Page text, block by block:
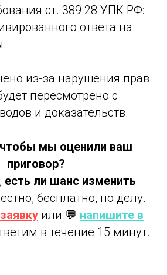
ст. 389.28 УПК РФ:
ответа на
из-за нарушения прав
пересмотрено с
и доказательств.
мы оценили ваш
приговор?
есть ли шанс изменить
бесплатно, по делу.
или 💬 напишите в
в течение 15 минут.